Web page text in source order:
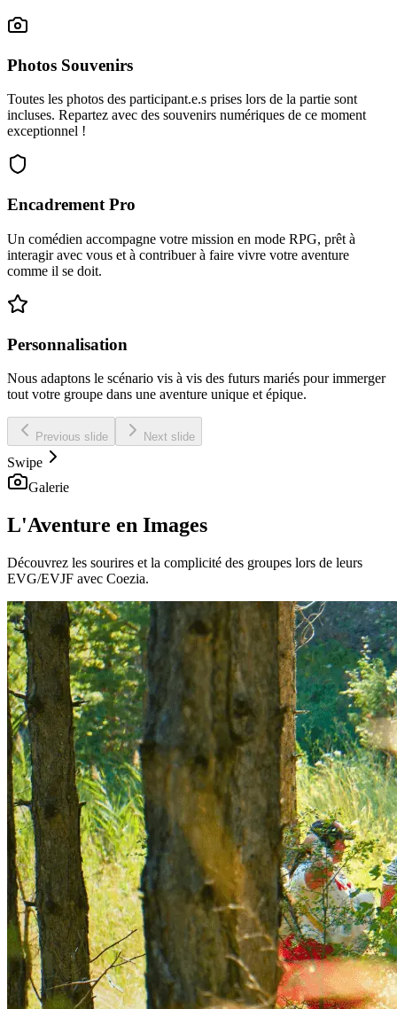
Photos Souvenirs
Toutes les photos des participant.e.s prises lors de la partie sont
incluses. Repartez avec des souvenirs numériques de ce moment
exceptionnel !
Encadrement Pro
Un comédien accompagne votre mission en mode RPG, prêt à
interagir avec vous et à contribuer à faire vivre votre aventure
comme il se doit.
Personnalisation
Nous adaptons le scénario vis à vis des futurs mariés pour immerger
tout votre groupe dans une aventure unique et épique.
Previous slide Next slide
Swipe
Galerie
L'Aventure en Images
Découvrez les sourires et la complicité des groupes lors de leurs
EVG/EVJF avec Coezia.